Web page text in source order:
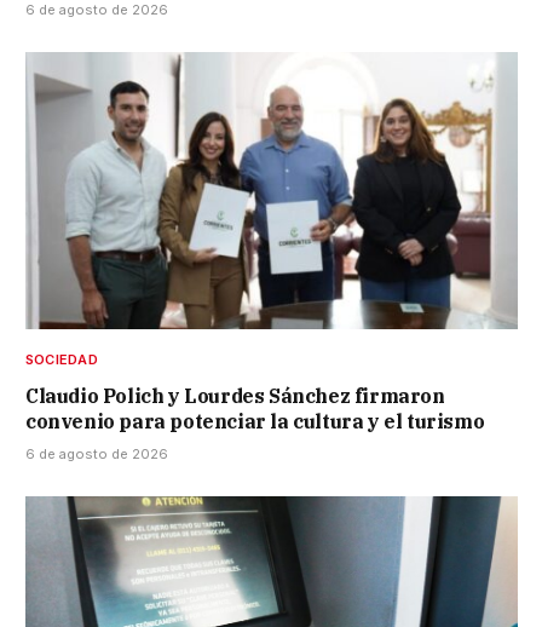
6 de agosto de 2026
SOCIEDAD
Claudio Polich y Lourdes Sánchez firmaron
convenio para potenciar la cultura y el turismo
6 de agosto de 2026